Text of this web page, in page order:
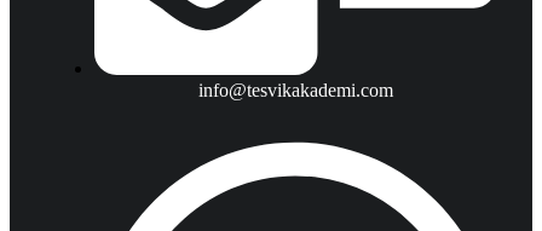
info@tesvikakademi.com